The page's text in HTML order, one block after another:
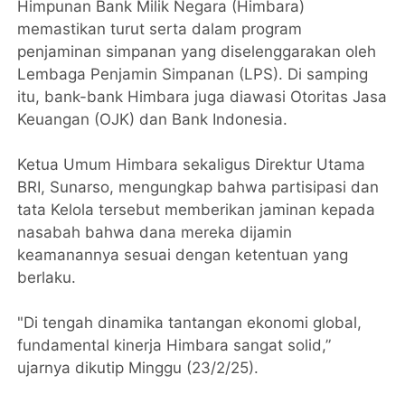
Himpunan Bank Milik Negara (Himbara)
memastikan turut serta dalam program
penjaminan simpanan yang diselenggarakan oleh
Lembaga Penjamin Simpanan (LPS). Di samping
itu, bank-bank Himbara juga diawasi Otoritas Jasa
Keuangan (OJK) dan Bank Indonesia.
Ketua Umum Himbara sekaligus Direktur Utama
BRI, Sunarso, mengungkap bahwa partisipasi dan
tata Kelola tersebut memberikan jaminan kepada
nasabah bahwa dana mereka dijamin
keamanannya sesuai dengan ketentuan yang
berlaku.
"Di tengah dinamika tantangan ekonomi global,
fundamental kinerja Himbara sangat solid,”
ujarnya dikutip Minggu (23/2/25).